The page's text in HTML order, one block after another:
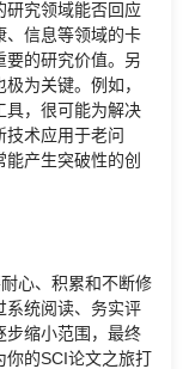
研究领域能否回应
、信息等领域的卡
要的研究价值。另
为关键。例如，
具，很可能为解决
术应用于老问
产生突破性的创
心、积累和不断修
系统阅读、务实评
步缩小范围，最终
你的SCI论文之旅打